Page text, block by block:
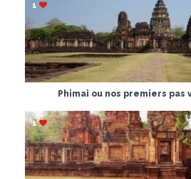
1
Phimai ou nos premiers pas
1